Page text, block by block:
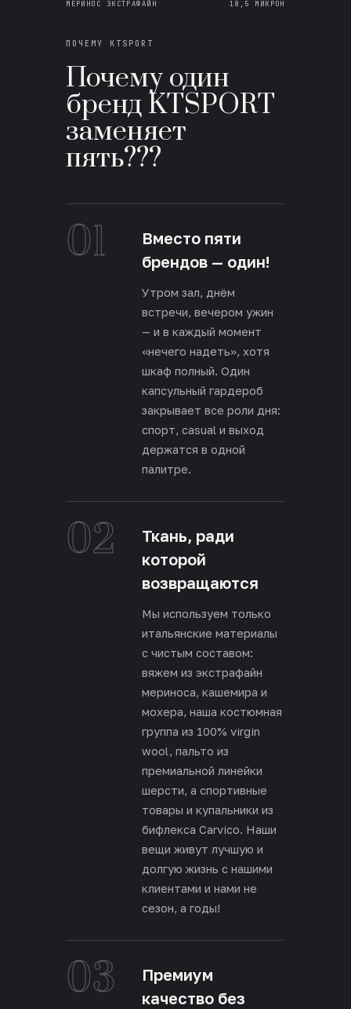
МЕРИНОС ЭКСТРАФАЙН 18,5 МИКРОН
ПОЧЕМУ KTSPORT
Почему один
бренд KTSPORT
заменяет
пять???
01
Вместо пяти
брендов — один!
Утром зал, днём
встречи, вечером ужин
— и в каждый момент
«нечего надеть», хотя
шкаф полный. Один
капсульный гардероб
закрывает все роли дня:
спорт, casual и выход
держатся в одной
палитре.
02
Ткань, ради
которой
возвращаются
Мы используем только
итальянские материалы
с чистым составом:
вяжем из экстрафайн
мериноса, кашемира и
мохера, наша костюмная
группа из 100% virgin
wool, пальто из
премиальной линейки
шерсти, а спортивные
товары и купальники из
бифлекса Carvico. Наши
вещи живут лучшую и
долгую жизнь с нашими
клиентами и нами не
сезон, а годы!
03
Премиум
качество без